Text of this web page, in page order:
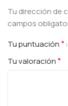
Tu dirección de
campos
Tu puntuación*
Tu valoración*